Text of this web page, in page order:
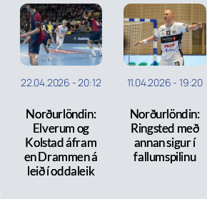
22.04.2026 -20:12
Norðurlöndin:
Elverum og
Kolstad áfram
en Drammen á
leið í oddaleik
11.04.2026 - 19:20
Norðurlöndin:
Ringsted með
annan sigur í
fallumspilinu